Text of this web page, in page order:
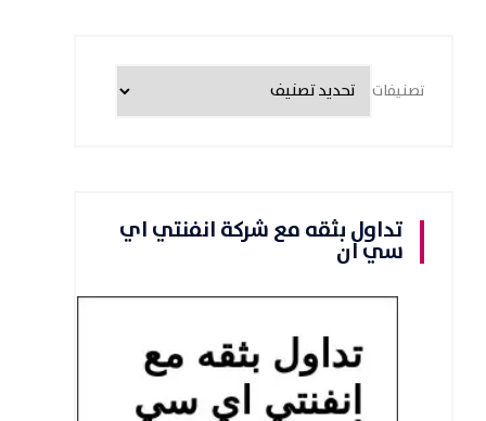
تصنيفات
تداول بثقه مع شركة انفنتي اي
سي ان